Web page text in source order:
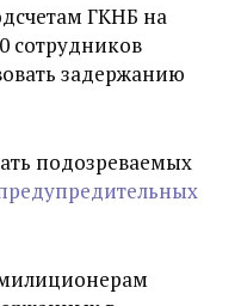
ГКНБ на
сотрудников
задержанию
подозреваемых